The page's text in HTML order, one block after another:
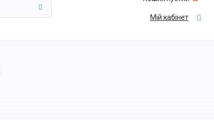
Мій кабінет